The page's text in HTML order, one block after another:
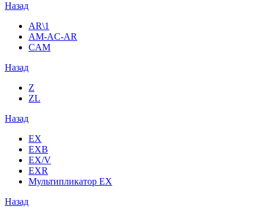
Назад
AR\1
AM-AC-AR
CAM
Назад
Z
ZL
Назад
EX
EXB
EX/V
EXR
Мультипликатор EX
Назад